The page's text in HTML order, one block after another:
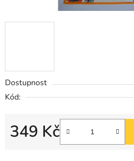
Dostupnost
Kód:
349 Kč